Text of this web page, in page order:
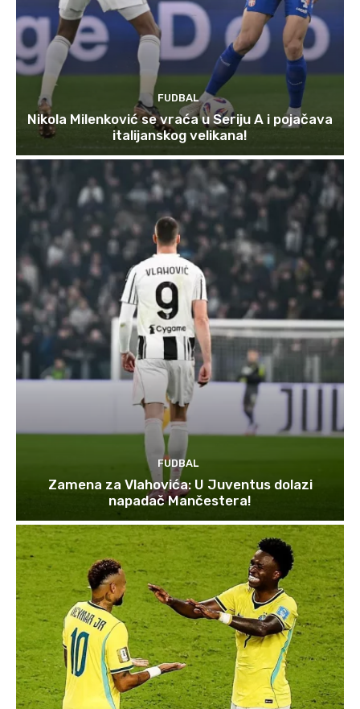
FUDBAL
Nikola Milenković se vraća u Seriju A i pojačava
italijanskog velikana!
FUDBAL
Zamena za Vlahovića: U Juventus dolazi
napadač Mančestera!